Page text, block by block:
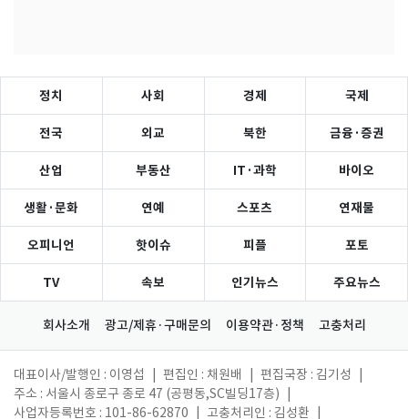
정치 사회 경제 국제
전국 외교 북한 금융·증권
산업 부동산 IT·과학 바이오
생활·문화 연예 스포츠 연재물
오피니언 핫이슈 피플 포토
TV 속보 인기뉴스 주요뉴스
회사소개 광고/제휴·구매문의 이용약관·정책 고충처리
대표이사/발행인 : 이영섭 편집인 : 채원배 편집국장 : 김기성
주소 : 서울시 종로구 종로 47 (공평동,SC빌딩17층)
사업자등록번호 : 101-86-62870
고충처리인 : 김성환